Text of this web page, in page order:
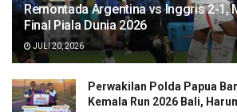
Remontada Argentina vs Inggris 2-1,
Final Piala Dunia 2026
JULI 20, 2026
Perwakilan Polda Papua
Kemala Run 2026 Bali,